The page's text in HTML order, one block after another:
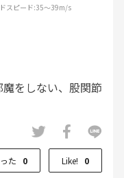
スピード:35～39m/s
をしない、股関節
た 0 Like! 0